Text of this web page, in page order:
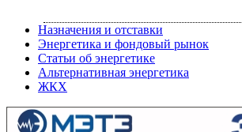
Назначения и отставки
Энергетика и фондовый рынок
Статьи об энергетике
Альтернативная энергетика
ЖКХ